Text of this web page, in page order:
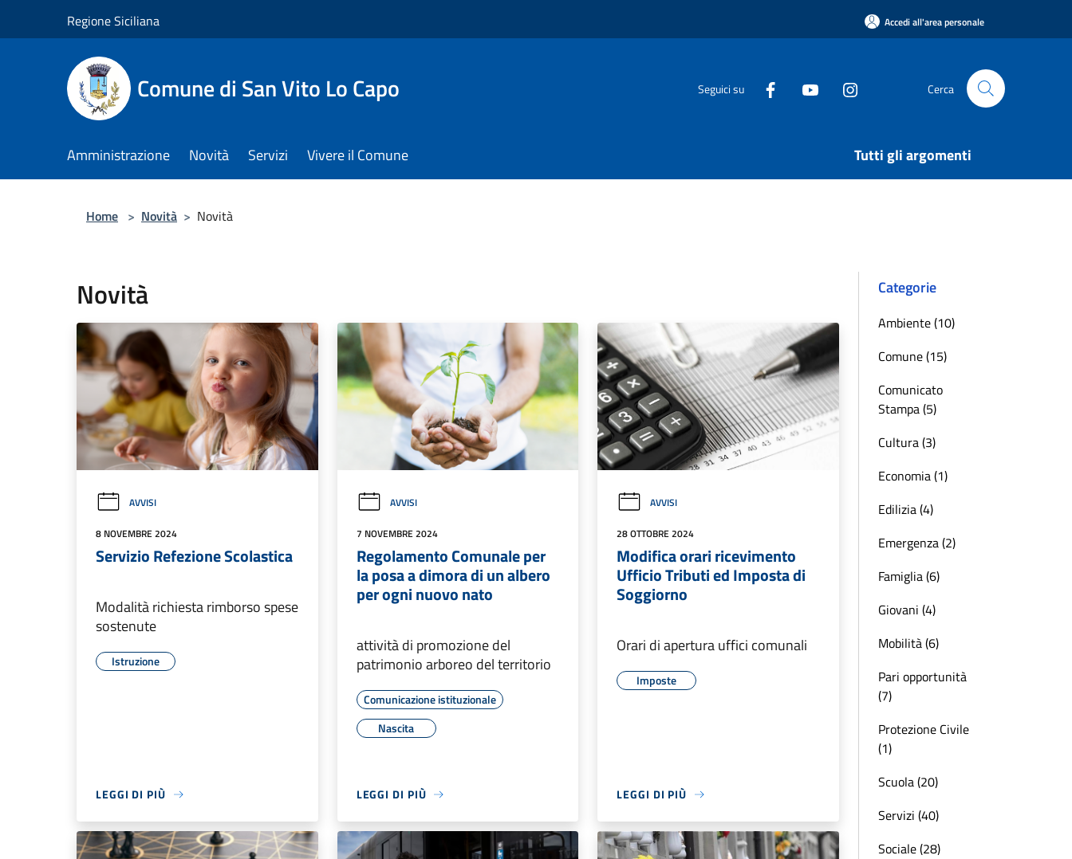
Regione Siciliana Accedi all'area personale
Comune di San Vito Lo Capo Seguici su Cerca
Amministrazione Novità Servizi Vivere il Comune Tutti gli argomenti
Home > Novità > Novità
Novità
AVVISI
8 NOVEMBRE 2024
Servizio Refezione Scolastica
Modalità richiesta rimborso spese
sostenute
Istruzione
LEGGI DI PIÙ
AVVISI
7 NOVEMBRE 2024
Regolamento Comunale per
la posa a dimora di un albero
per ogni nuovo nato
attività di promozione del
patrimonio arboreo del territorio
Comunicazione istituzionale
Nascita
LEGGI DI PIÙ
AVVISI
28 OTTOBRE 2024
Modifica orari ricevimento
Ufficio Tributi ed Imposta di
Soggiorno
Orari di apertura uffici comunali
Imposte
LEGGI DI PIÙ
Categorie
Ambiente (10)
Comune (15)
Comunicato
Stampa (5)
Cultura (3)
Economia (1)
Edilizia (4)
Emergenza (2)
Famiglia (6)
Giovani (4)
Mobilità (6)
Pari opportunità
(7)
Protezione Civile
(1)
Scuola (20)
Servizi (40)
Sociale (28)